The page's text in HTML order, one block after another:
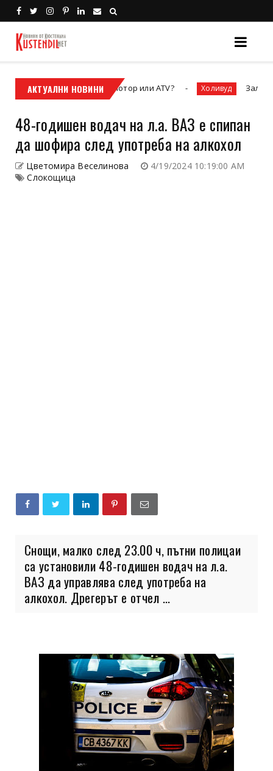
АКТУАЛНИ НОВИНИ
– кросовият мотор или ATV? Холивуд Залезът на
48-годишен водач на л.а. ВАЗ е спипан
да шофира след употреба на алкохол
Цветомира Веселинова
4/19/2024 10:19:00 AM
Слокощица
Снощи, малко след 23.00 ч, пътни полицаи
са установили 48-годишен водач на л.а.
ВАЗ да управлява след употреба на
алкохол. Дрегерът е отчел ...